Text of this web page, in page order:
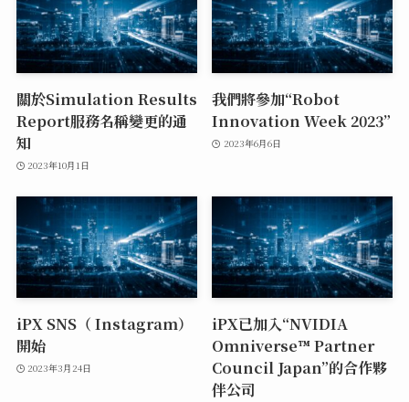
關於Simulation Results
Report服務名稱變更的通
知
2023年10月1日
我們將參加“Robot
Innovation Week 2023”
2023年6月6日
iPX SNS（ Instagram）
開始
2023年3月24日
iPX已加入“NVIDIA
Omniverse™ Partner
Council Japan”的合作夥
伴公司